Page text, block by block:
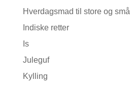
Hverdagsmad til store og små
Indiske retter
Is
Juleguf
Kylling